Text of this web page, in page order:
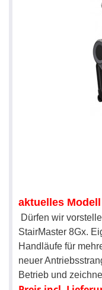
aktuelles Modell
Dürfen wir
StairMaster 8Gx.
Handläufe für
neuer
Betrieb und